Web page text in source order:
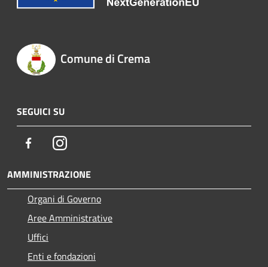
Comune di Crema
SEGUICI SU
FacebookInstagram
AMMINISTRAZIONE
Organi di Governo
Aree Amministrative
Uffici
Enti e fondazioni